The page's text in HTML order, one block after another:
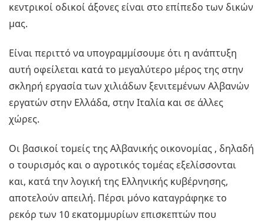
κεντρικοί οδικοί άξονες είναι στο επίπεδο των δικών
μας.
Είναι περιττό να υπογραμμίσουμε ότι η ανάπτυξη
αυτή οφείλεται κατά το μεγαλύτερο μέρος της στην
σκληρή εργασία των χιλιάδων ξενιτεμένων Αλβανών
εργατών στην Ελλάδα, στην Ιταλία και σε άλλες
χώρες.
Οι βασικοί τομείς της Αλβανικής οικονομίας , δηλαδή
ο τουρισμός και ο αγροτικός τομέας εξελίσσονται
και, κατά την λογική της Ελληνικής κυβέρνησης,
αποτελούν απειλή. Πέρσι μόνο καταγράφηκε το
ρεκόρ των 10 εκατομμυρίων επισκεπτών που